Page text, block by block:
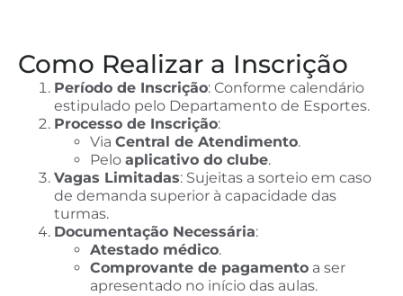
Como Realizar a Inscrição
Período de Inscrição: Conforme calendário
estipulado pelo Departamento de Esportes.
Processo de Inscrição:
Via Central de Atendimento.
Pelo aplicativo do clube.
Vagas Limitadas: Sujeitas a sorteio em caso
de demanda superior à capacidade das
turmas.
Documentação Necessária:
Atestado médico.
Comprovante de pagamento a ser
apresentado no início das aulas.